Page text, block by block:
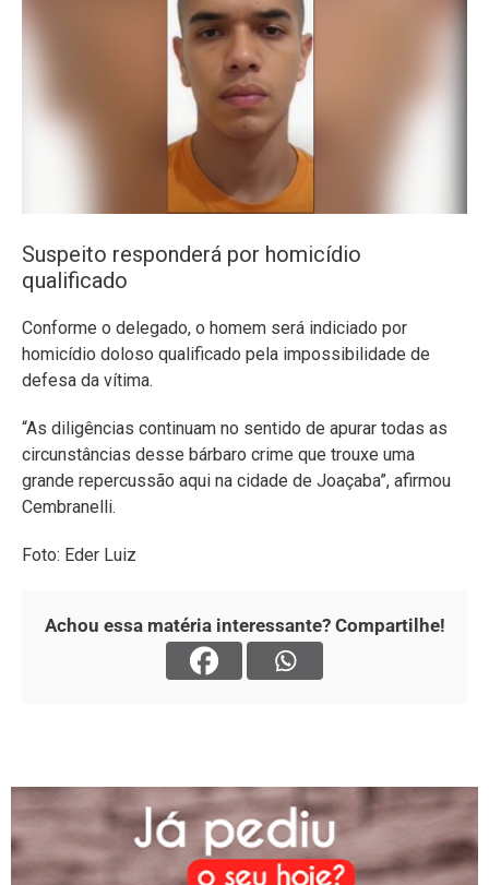
Suspeito responderá por homicídio
qualificado
Conforme o delegado, o homem será indiciado por
homicídio doloso qualificado pela impossibilidade de
defesa da vítima.
“As diligências continuam no sentido de apurar todas as
circunstâncias desse bárbaro crime que trouxe uma
grande repercussão aqui na cidade de Joaçaba”, afirmou
Cembranelli.
Foto: Eder Luiz
Achou essa matéria interessante? Compartilhe!